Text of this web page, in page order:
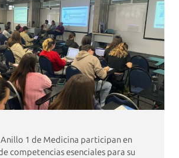
1 de Medicina participan en
competencias esenciales para su